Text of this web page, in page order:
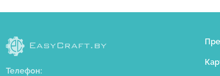
Телефон: